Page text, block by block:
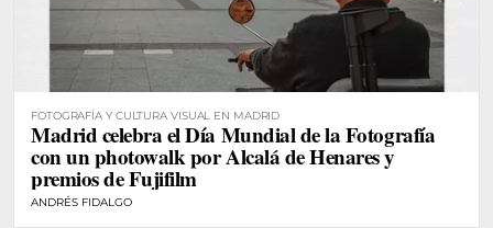
FOTOGRAFÍA Y CULTURA VISUAL EN MADRID
Madrid celebra el Día Mundial de la Fotografía
con un photowalk por Alcalá de Henares y
premios de Fujifilm
ANDRÉS FIDALGO